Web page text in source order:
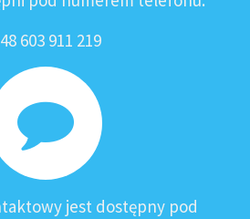
603 911 219
jest dostępny pod